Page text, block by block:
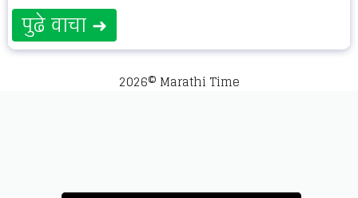
पुढे वाचा ➜
2026© Marathi Time